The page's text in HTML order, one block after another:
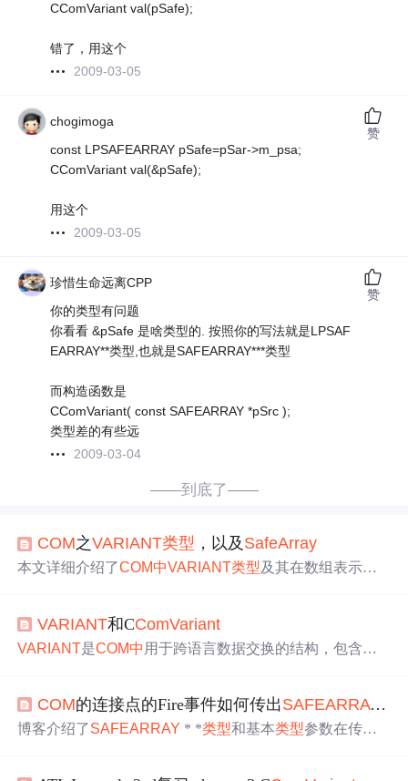
CComVariant val(pSafe);
错了，用这个
2009-03-05
chogimoga
const LPSAFEARRAY pSafe=pSar->m_psa;
CComVariant val(&pSafe);
用这个
2009-03-05
赞
珍惜生命远离CPP
你的类型有问题
你看看 &pSafe 是啥类型的. 按照你的写法就是LPSAF
EARRAY**类型,也就是SAFEARRAY***类型
而构造函数是
CComVariant( const SAFEARRAY *pSrc );
类型差的有些远
2009-03-04
赞
——到底了——
COM之VARIANT类型 ，以及 SafeArray
本文详细介绍了COM中VARIANT类型及其在数组表示的
过 SafeArrayCreate等API创建、访问和销毁数组。
VARIANT和CComVariant
VARIANT是COM中 用于跨语言数据交换的结构，包含枚
清理等功能。CComVariant通过Attach、Detach、Copy等方
法管理VARIANT的生命周期，方便在不同COM组件间传
COM的连接点的Fire事件如何传出SAFEARRAY * *
博客介绍了SAFEARRAY * *类型和基本类型参数在传入Fi